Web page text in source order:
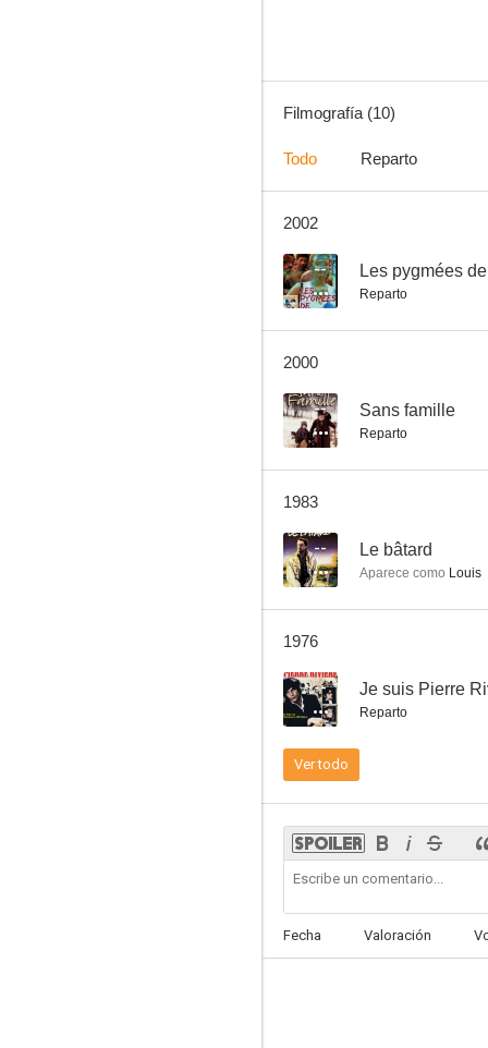
Je suis Pierre Rivière
--
Filmografía (10)
Todo Reparto
2002
-- Les pygmées
Reparto
2000
-- Sans famille
Reparto
1983
-- Le bâtard
Aparece como Louis
1976
-- Je suis Pierre
Reparto
Ver todo
Fecha Valoración